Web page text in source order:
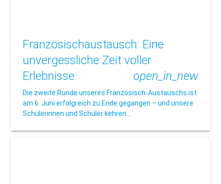
Französischaustausch: Eine
unvergessliche Zeit voller
Erlebnisse
open_in_new
Die zweite Runde unseres Französisch-Austauschs ist
am 6. Juni erfolgreich zu Ende gegangen – und unsere
Schülerinnen und Schüler kehren…